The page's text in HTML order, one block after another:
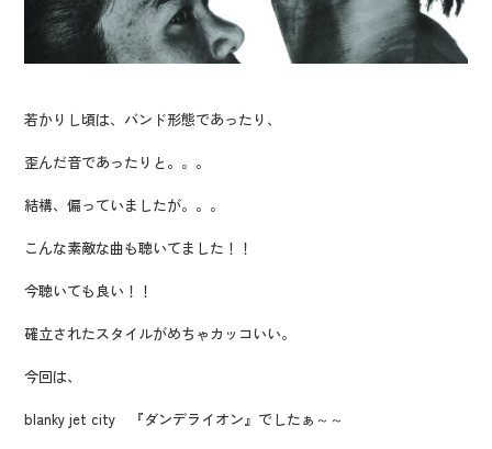
若かりし頃は、バンド形態であったり、
歪んだ音であったりと。。。
結構、偏っていましたが。。。
こんな素敵な曲も聴いてました！！
今聴いても良い！！
確立されたスタイルがめちゃカッコいい。
今回は、
blanky jet city 『ダンデライオン』でしたぁ～～